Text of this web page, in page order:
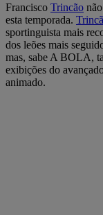
Francisco Trincão
esta temporada.
sportinguista mais
dos leões mais
mas, sabe A BOLA,
exibições do
animado.